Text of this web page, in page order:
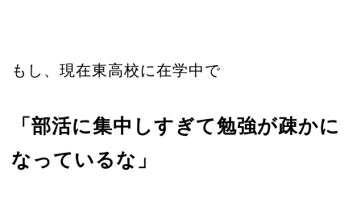
もし、現在東高校に在学中で
「部活に集中しすぎて勉強が疎かに
なっているな」